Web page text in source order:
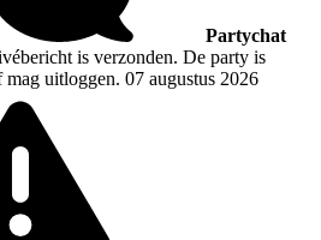
Partychat
is verzonden. De party is
mag uitloggen. 07 augustus 2026